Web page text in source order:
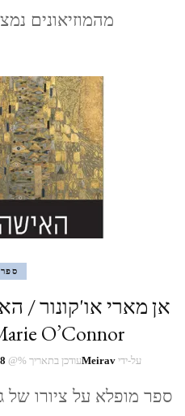
מהמוזיאונים
O’Connor
על-ידי Meiravעודכן בתאריך %@ 28
ספר מופלא על ציורו של